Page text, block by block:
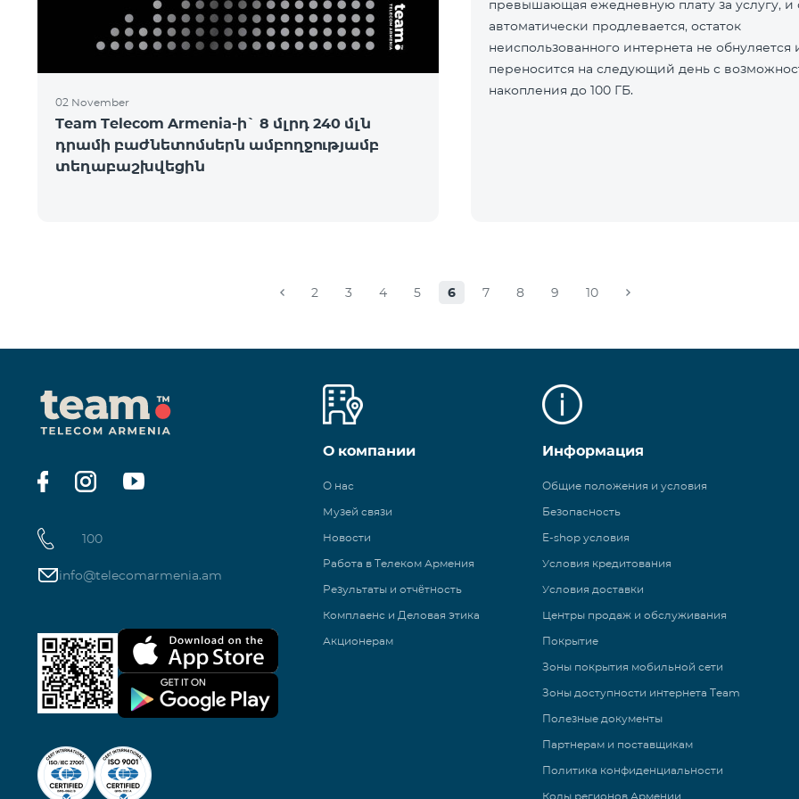
02 November
Team Telecom Armenia-ի` 8 մլրդ 240 մլն
դրամի բաժնետոմսերն ամբողջությամբ
տեղաբաշխվեցին
превышающая ежедневную плату за услугу, и
автоматически продлевается, остаток
неиспользованного интернета не обнуляется
переносится на следующий день с
накопления до 100 ГБ.
2 3 4 5 6 7 8 9 10
100
info@telecomarmenia.am
О компании
О нас
Музей связи
Новости
Работа в Телеком Армения
Результаты и отчётность
Комплаенс и Деловая этика
Акционерам
Информация
Общие положения и условия
Безопасность
E-shop условия
Условия кредитования
Условия доставки
Центры продаж и обслуживания
Покрытие
Зоны покрытия мобильной сети
Зоны доступности интернета Team
Полезные документы
Партнерам и поставщикам
Политика конфиденциальности
Коды регионов Армении